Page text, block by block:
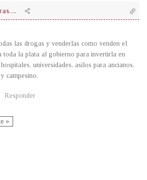
las drogas y venderlas como venden el
la plata al gobierno para invertirla en
universidades, asilos para ancianos,
campesino.
Responder
»